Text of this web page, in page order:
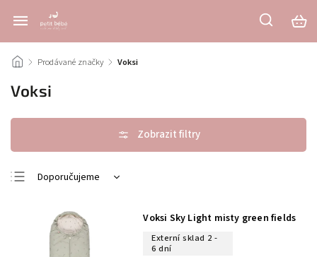
/ Prodávané značky / Voksi
Voksi
Doporučujeme
Nejdražší
Nejprodávanější
Voksi Sky Light misty green fields
Externí sklad 2 -
6 dní